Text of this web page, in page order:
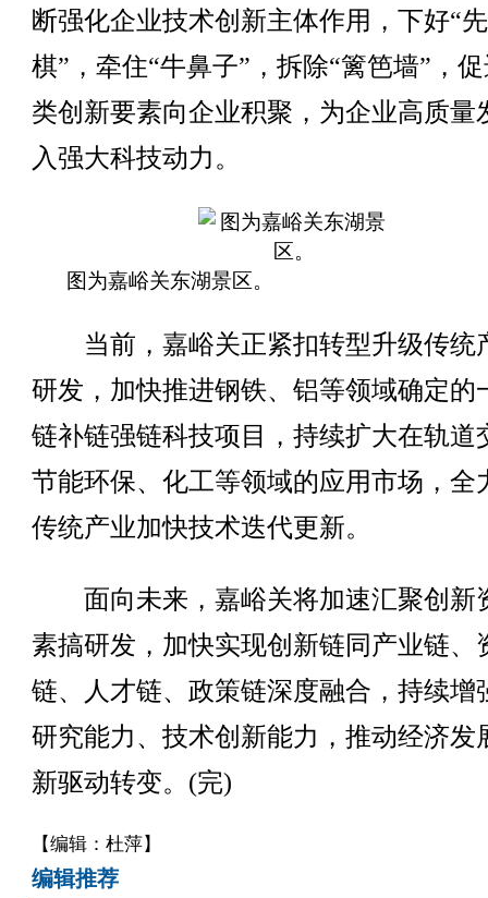
断强化企业技术创新主体作用，下好“
棋”，牵住“牛鼻子”，拆除“篱笆墙”，
类创新要素向企业积聚，为企业高质量
入强大科技动力。
图为嘉峪关东湖景区。
当前，嘉峪关正紧扣转型升级传统
研发，加快推进钢铁、铝等领域确定的
链补链强链科技项目，持续扩大在轨道
节能环保、化工等领域的应用市场，全
传统产业加快技术迭代更新。
面向未来，嘉峪关将加速汇聚创新
素搞研发，加快实现创新链同产业链、
链、人才链、政策链深度融合，持续增
研究能力、技术创新能力，推动经济发
新驱动转变。(完)
【编辑：杜萍】
编辑推荐